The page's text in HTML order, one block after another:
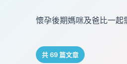
懷孕後期媽咪及爸比一起
共 69 篇文章